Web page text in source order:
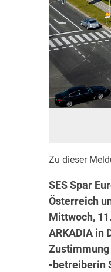
Zu dieser
SES Spar
Österreich
Mittwoch,
ARKADIA in
-betreiberin